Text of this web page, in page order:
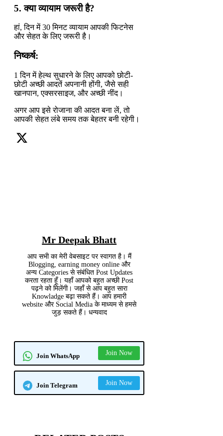
5. क्या व्यायाम जरूरी है?
हां, दिन में 30 मिनट व्यायाम आपकी फिटनेस
और सेहत के लिए जरूरी है।
निष्कर्ष:
1 दिन में हेल्थ सुधारने के लिए आपको छोटी-
छोटी अच्छी आदतें अपनानी होंगी, जैसे सही
खानपान, एक्सरसाइज, और अच्छी नींद।
अगर आप इसे रोजाना की आदत बना लें, तो
आपकी सेहत लंबे समय तक बेहतर बनी रहेगी।
Mr Deepak Bhatt
आप सभी का मेरी वेबसाइट पर स्वागत है। मैं
Blogging, earning money online और
अन्य Categories से संबंधित Post Updates
करता रहता हूँ। यहाँ आपको बहुत अच्छी Post
पढ़ने को मिलेंगी। जहाँ से आप बहुत सारा
Knowladge बढ़ा सकते हैं। आप हमारी
website और Social Media के माध्यम से हमसे
जुड़ सकते हैं। धन्यवाद
Join WhatsApp Join Now
Join Telegram Join Now